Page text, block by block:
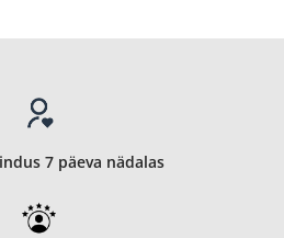
7 päeva nädalas